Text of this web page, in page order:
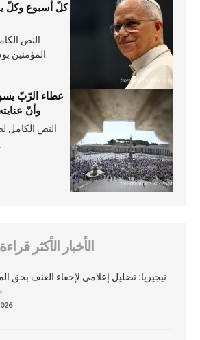
كلّ أسبوع وكلّ
النص
المؤمنين يوم
عطاء الرّبّ
وأنّ
النص الكامل
الأخبار الأكثر قراءة
نيجيريا: تضليل إعلامي لإخفاء العنف بحق